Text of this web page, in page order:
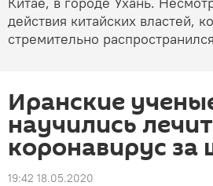
действия китайских властей,
стремительно
Иранские
научились
коронавирус за
19:42 18.05.2020